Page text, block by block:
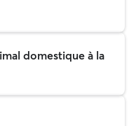
domestique à la